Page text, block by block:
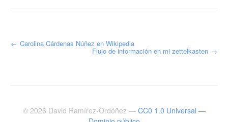
← Carolina Cárdenas Núñez en Wikipedia
Flujo de información en mi zettelkasten →
© 2026 David Ramírez-Ordóñez — CC0 1.0 Universal —